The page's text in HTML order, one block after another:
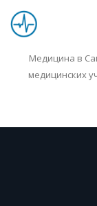
Медицина в
медицинских